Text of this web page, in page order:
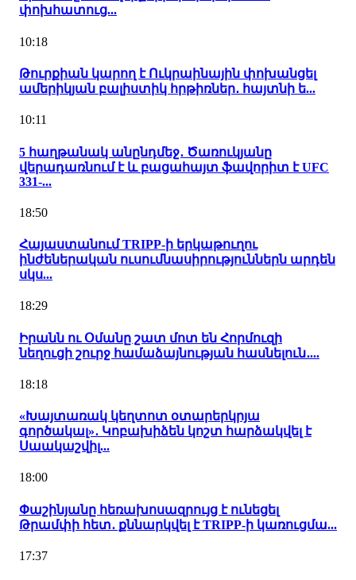
փոխհատուց...
10:18
Թուրքիան կարող է Ուկրաինային փոխանցել
ամերիկյան բալիստիկ հրթիռներ․ հայտնի ե...
10:11
5 հաղթանակ անընդմեջ․ Ծառուկյանը
վերադառնում է և բացահայտ ֆավորիտ է UFC
331-...
18:50
Հայաստանում TRIPP-ի երկաթուղու
ինժեներական ուսումնասիրություններն արդեն
սկս...
18:29
Իրանն ու Օմանը շատ մոտ են Հորմուզի
նեղուցի շուրջ համաձայնության հասնելուն․...
18:18
«Խայտառակ կեղտոտ օտարերկրյա
գործակալ»․ Կոբախիձեն կոշտ հարձակվել է
Սաակաշվիլ...
18:00
Փաշինյանը հեռախոսազրույց է ունեցել
Թրամփի հետ․ քննարկվել է TRIPP-ի կառուցմա...
17:37